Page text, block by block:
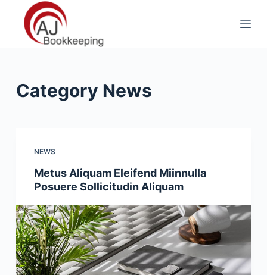
oCategory News
NEWS
Metus Aliquam Eleifend Miinnulla
Posuere Sollicitudin Aliquam